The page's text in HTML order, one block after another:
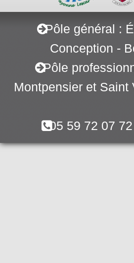
Pôle général :
Conception -
Pôle
Montpensier et
05 59 72 07